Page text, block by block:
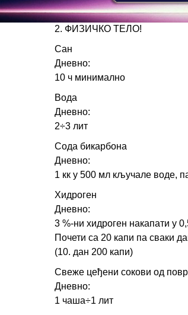
-МОЛИТИ СЕ
2. ФИЗИЧКО ТЕЛО!
Сан
Дневно:
10 ч минимално
Вода
Дневно:
2÷3 лит
Сода бикарбона
Дневно:
1 кк у 500 мл кључале воде,
Хидроген
Дневно:
3 %-ни хидроген накапати у
Почети са 20 капи па сваки
(10. дан 200 капи)
Свеже цеђени сокови од
Дневно:
1 чаша÷1 лит